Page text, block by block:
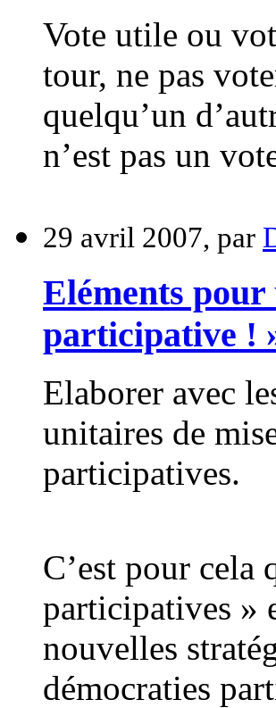
Vote utile ou
tour, ne pas
quelqu’un
n’est pas un
29 avril 2007, par
Eléments
participative !
Elaborer avec
unitaires de
participatives.
C’est pour cela
participatives »
nouvelles
démocraties